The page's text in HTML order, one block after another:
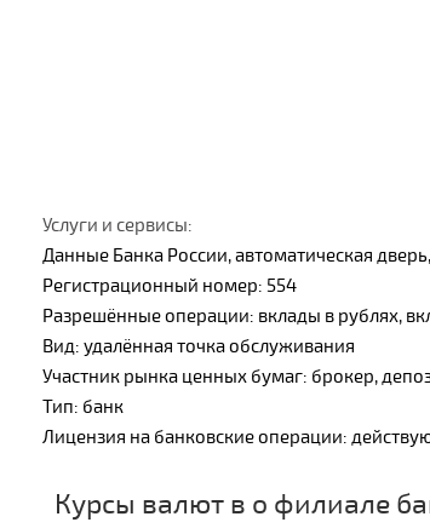
Услуги и сервисы:
Данные Банка России, автоматическая
Регистрационный номер: 554
Разрешённые операции: вклады в рублях,
Вид: удалённая точка обслуживания
Участник рынка ценных бумаг: брокер,
Тип: банк
Лицензия на банковские операции:
Курсы валют в о филиале